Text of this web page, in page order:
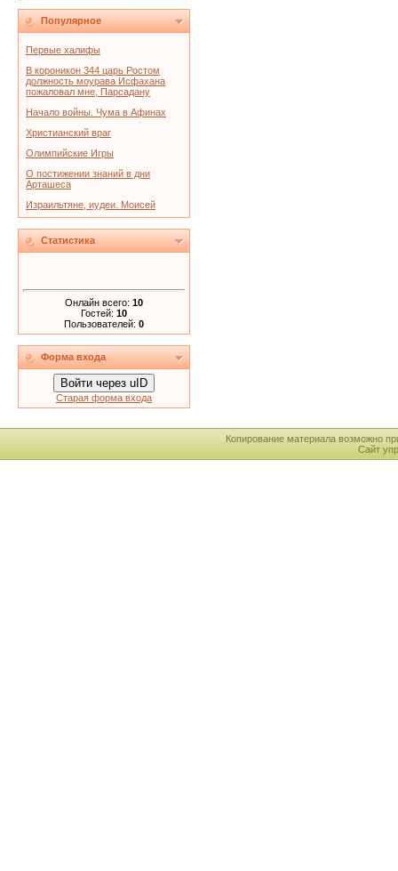
Популярное
Первые халифы
В короникон 344 царь Ростом
должность моурава Исфахана
пожаловал мне, Парсадану
Начало войны. Чума в Афинах
Христианский враг
Олимпийские Игры
О постижении знаний в дни
Арташеса
Израильтяне, иудеи. Моисей
Статистика
Онлайн всего: 10
Гостей: 10
Пользователей: 0
Форма входа
Войти через uID
Старая форма входа
Копирование материала возможно
Сайт